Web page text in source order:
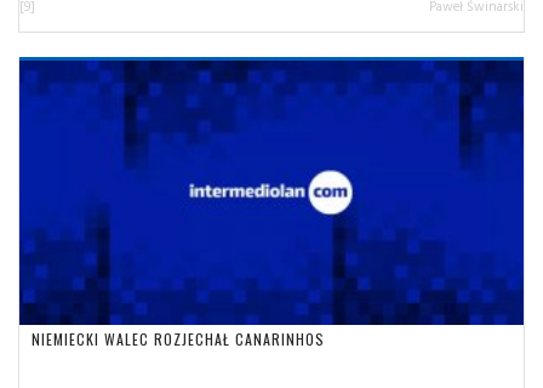
[9] Paweł Świnarski
NIEMIECKI WALEC ROZJECHAŁ CANARINHOS